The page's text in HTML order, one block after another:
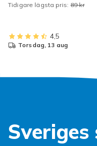
Tidigare lägsta pris: 89 kr
4,5
torsdag, 13 aug